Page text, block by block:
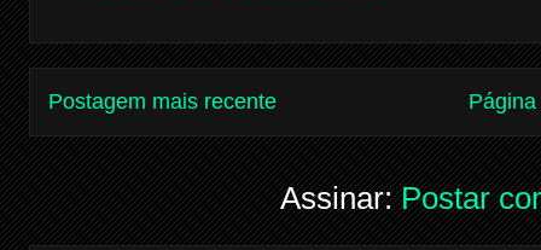
Postagem mais recente
Assinar:Postar